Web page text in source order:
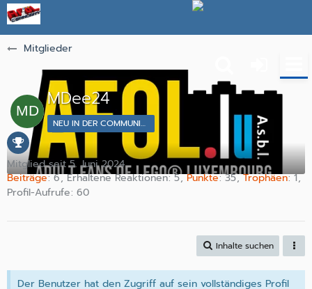
Mitglieder
MDee24
NEU IN DER COMMUNITY
Mitglied seit 5. Juni 2024
Beiträge 6 Erhaltene Reaktionen 5 Punkte 35 Trophäen 1
Profil-Aufrufe 60
Inhalte suchen
Der Benutzer hat den Zugriff auf sein vollständiges Profil